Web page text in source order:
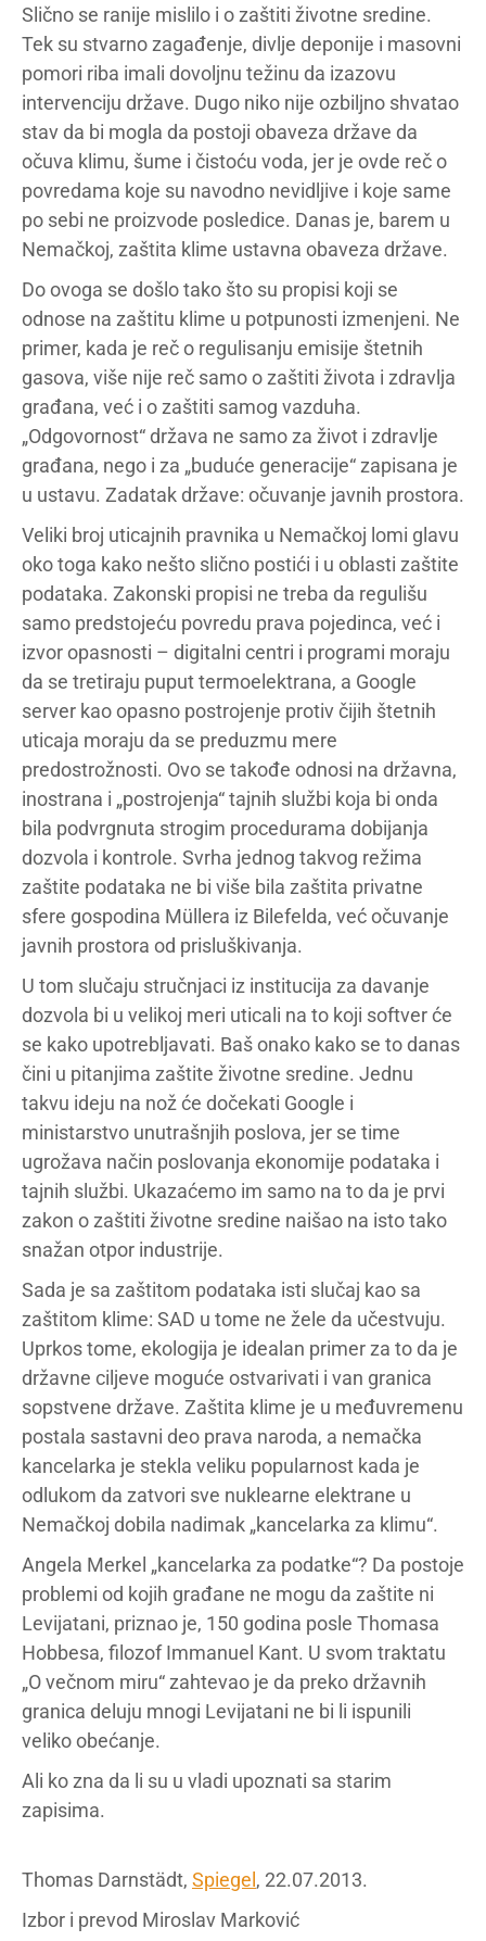
Slično se ranije mislilo i o zaštiti životne sredine.
Tek su stvarno zagađenje, divlje deponije i masovni
pomori riba imali dovoljnu težinu da izazovu
intervenciju države. Dugo niko nije ozbiljno shvatao
stav da bi mogla da postoji obaveza države da
očuva klimu, šume i čistoću voda, jer je ovde reč o
povredama koje su navodno nevidljive i koje same
po sebi ne proizvode posledice. Danas je, barem u
Nemačkoj, zaštita klime ustavna obaveza države.
Do ovoga se došlo tako što su propisi koji se
odnose na zaštitu klime u potpunosti izmenjeni. Ne
primer, kada je reč o regulisanju emisije štetnih
gasova, više nije reč samo o zaštiti života i zdravlja
građana, već i o zaštiti samog vazduha.
„Odgovornost“ država ne samo za život i zdravlje
građana, nego i za „buduće generacije“ zapisana je
u ustavu. Zadatak države: očuvanje javnih prostora.
Veliki broj uticajnih pravnika u Nemačkoj lomi glavu
oko toga kako nešto slično postići i u oblasti zaštite
podataka. Zakonski propisi ne treba da regulišu
samo predstojeću povredu prava pojedinca, već i
izvor opasnosti – digitalni centri i programi moraju
da se tretiraju puput termoelektrana, a Google
server kao opasno postrojenje protiv čijih štetnih
uticaja moraju da se preduzmu mere
predostrožnosti. Ovo se takođe odnosi na državna,
inostrana i „postrojenja“ tajnih službi koja bi onda
bila podvrgnuta strogim procedurama dobijanja
dozvola i kontrole. Svrha jednog takvog režima
zaštite podataka ne bi više bila zaštita privatne
sfere gospodina Müllera iz Bilefelda, već očuvanje
javnih prostora od prisluškivanja.
U tom slučaju stručnjaci iz institucija za davanje
dozvola bi u velikoj meri uticali na to koji softver će
se kako upotrebljavati. Baš onako kako se to danas
čini u pitanjima zaštite životne sredine. Jednu
takvu ideju na nož će dočekati Google i
ministarstvo unutrašnjih poslova, jer se time
ugrožava način poslovanja ekonomije podataka i
tajnih službi. Ukazaćemo im samo na to da je prvi
zakon o zaštiti životne sredine naišao na isto tako
snažan otpor industrije.
Sada je sa zaštitom podataka isti slučaj kao sa
zaštitom klime: SAD u tome ne žele da učestvuju.
Uprkos tome, ekologija je idealan primer za to da je
državne ciljeve moguće ostvarivati i van granica
sopstvene države. Zaštita klime je u međuvremenu
postala sastavni deo prava naroda, a nemačka
kancelarka je stekla veliku popularnost kada je
odlukom da zatvori sve nuklearne elektrane u
Nemačkoj dobila nadimak „kancelarka za klimu“.
Angela Merkel „kancelarka za podatke“? Da postoje
problemi od kojih građane ne mogu da zaštite ni
Levijatani, priznao je, 150 godina posle Thomasa
Hobbesa, filozof Immanuel Kant. U svom traktatu
„O večnom miru“ zahtevao je da preko državnih
granica deluju mnogi Levijatani ne bi li ispunili
veliko obećanje.
Ali ko zna da li su u vladi upoznati sa starim
zapisima.
Thomas Darnstädt, Spiegel , 22.07.2013.
Izbor i prevod Miroslav Marković